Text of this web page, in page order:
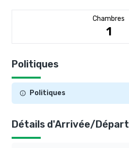
Chambres
1
Politiques
Politiques
Détails d'Arrivée/Départ